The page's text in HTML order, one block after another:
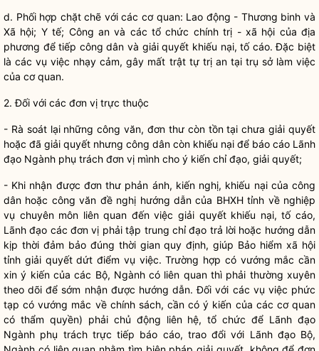
d. Phối hợp chặt chẽ với các cơ quan: Lao động - Thương binh và
Xã hội; Y tế; Công an và các tổ chức chính trị - xã hội của địa
phương để tiếp công dân và giải quyết khiếu nại, tố cáo. Đặc biệt
là các vụ việc nhạy cảm, gây mất trật tự trị an tại trụ sở làm việc
của cơ quan.
2. Đối với các đơn vị trực thuộc
- Rà soát lại những công văn, đơn thư còn tồn tại chưa giải quyết
hoặc đã giải quyết nhưng công dân còn khiếu nại để báo cáo Lãnh
đạo Ngành phụ trách đơn vị mình cho ý kiến chỉ đạo, giải quyết;
- Khi nhận được đơn thư phản ánh, kiến nghị, khiếu nại của công
dân hoặc công văn đề nghị hướng dẫn của BHXH tỉnh về nghiệp
vụ chuyên môn liên quan đến việc giải quyết khiếu nại, tố cáo,
Lãnh đạo các đơn vị phải tập trung chỉ đạo trả lời hoặc hướng dẫn
kịp thời đảm bảo đúng thời gian quy định, giúp Bảo hiểm xã hội
tỉnh giải quyết dứt điểm vụ việc. Trường hợp có vướng mắc cần
xin ý kiến của các Bộ, Ngành có liên quan thì phải thường xuyên
theo dõi để sớm nhận được hướng dẫn. Đối với các vụ việc phức
tạp có vướng mắc về chính sách, cần có ý kiến của các cơ quan
có thẩm quyền) phải chủ động liên hệ, tổ chức để Lãnh đạo
Ngành phụ trách trực tiếp báo cáo, trao đổi với Lãnh đạo Bộ,